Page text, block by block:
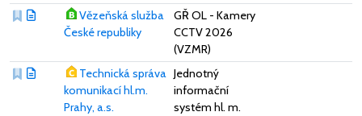
Vězeňská služba
České republiky
GŘ OL - Kamery
CCTV 2026
(VZMR)
Technická správa
komunikací hl.m.
Prahy, a.s.
Jednotný
informační
systém hl. m.